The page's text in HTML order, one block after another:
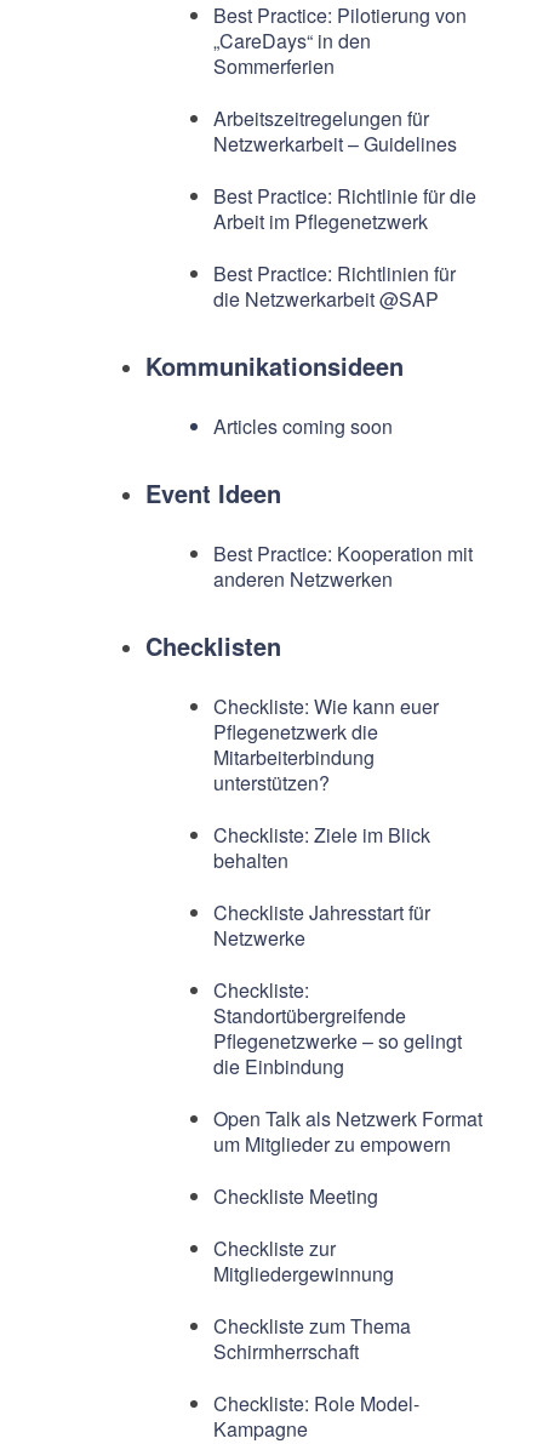
Best Practice: Pilotierung von
„CareDays“ in den
Sommerferien
Arbeitszeitregelungen für
Netzwerkarbeit – Guidelines
Best Practice: Richtlinie für die
Arbeit im Pflegenetzwerk
Best Practice: Richtlinien für
die Netzwerkarbeit @SAP
Kommunikationsideen
Articles coming soon
Event Ideen
Best Practice: Kooperation mit
anderen Netzwerken
Checklisten
Checkliste: Wie kann euer
Pflegenetzwerk die
Mitarbeiterbindung
unterstützen?
Checkliste: Ziele im Blick
behalten
Checkliste Jahresstart für
Netzwerke
Checkliste:
Standortübergreifende
Pflegenetzwerke – so gelingt
die Einbindung
Open Talk als Netzwerk Format
um Mitglieder zu empowern
Checkliste Meeting
Checkliste zur
Mitgliedergewinnung
Checkliste zum Thema
Schirmherrschaft
Checkliste: Role Model-
Kampagne